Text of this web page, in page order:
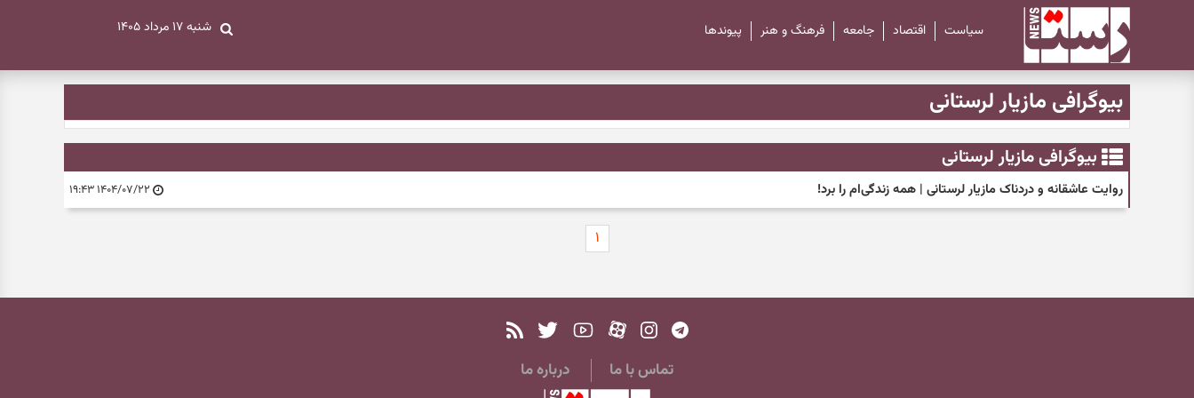
شنبه ۱۷ مرداد ۱۴۰۵ سیاست اقتصاد جامعه فرهنگ و هنر پیوند‌ها
بیوگرافی مازیار لرستانی
بیوگرافی مازیار لرستانی
روایت عاشقانه و دردناک مازیار لرستانی | همه زندگی‌ام را برد! ۱۴۰۴/۰۷/۲۲ ۱۹:۴۳
۱
تماس با ما درباره ما